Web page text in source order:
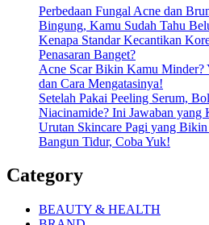
Perbedaan Fungal Acne dan
Bingung, Kamu Sudah Tahu
Kenapa Standar Kecantikan
Penasaran Banget?
Acne Scar Bikin Kamu Minder?
dan Cara Mengatasinya!
Setelah Pakai Peeling Serum,
Niacinamide? Ini Jawaban yang
Urutan Skincare Pagi yang
Bangun Tidur, Coba Yuk!
Category
BEAUTY & HEALTH